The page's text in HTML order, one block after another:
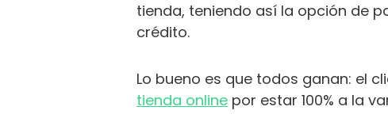
tienda, teniendo así la opción de
crédito.
Lo bueno es que todos ganan: el
tienda online por estar 100% a la